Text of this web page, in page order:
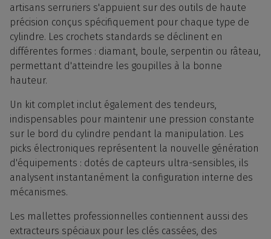
artisans serruriers s'appuient sur des outils de haute
précision conçus spécifiquement pour chaque type de
cylindre. Les crochets standards se déclinent en
différentes formes : diamant, boule, serpentin ou râteau,
permettant d'atteindre les goupilles à la bonne
hauteur.
Un kit complet inclut également des tendeurs,
indispensables pour maintenir une pression constante
sur le bord du cylindre pendant la manipulation. Les
picks électroniques représentent la nouvelle génération
d'équipements : dotés de capteurs ultra-sensibles, ils
analysent instantanément la configuration interne des
mécanismes.
Les mallettes professionnelles contiennent aussi des
extracteurs spéciaux pour les clés cassées, des